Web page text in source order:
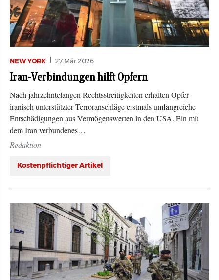
NEW YORK 27.Mär 2026
Iran-Verbindungen hilft Opfern
Nach jahrzehntelangen Rechtsstreitigkeiten erhalten Opfer
iranisch unterstützter Terroranschläge erstmals umfangreiche
Entschädigungen aus Vermögenswerten in den USA. Ein mit
dem Iran verbundenes…
Redaktion
Kostenpflichtiger Artikel